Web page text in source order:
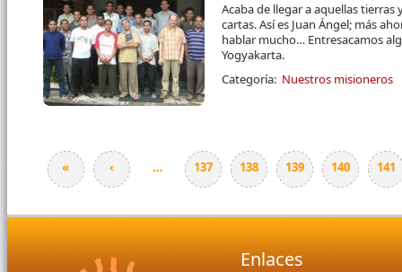
Acaba de llegar a aquellas
cartas. Así es Juan Ángel; más
hablar mucho… Entresacamos
Yogyakarta.
Categoría: Nuestros misioneros
Páginas
« ‹ … 137 138 139 140 141
Enlaces